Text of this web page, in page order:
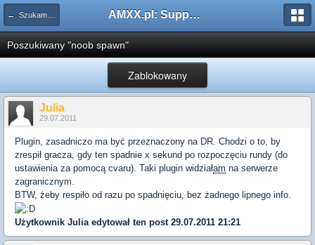
← Szukam pluginu AMXX.pl: Support AMX Mod X i SourceMod
Poszukiwany "noob spawn"
Zablokowany
Julia
29.07.2011
Plugin, zasadniczo ma być przeznaczony na DR. Chodzi o to, by
zrespił gracza, gdy ten spadnie x sekund po rozpoczęciu rundy (do
ustawienia za pomocą cvaru). Taki plugin widziałam na serwerze
zagranicznym.
BTW, żeby respiło od razu po spadnięciu, bez żadnego lipnego info.
Użytkownik Juliaedytował ten post 29.07.2011 21:21